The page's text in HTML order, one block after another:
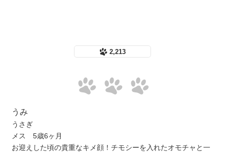
2,213
うみ
うさぎ
メス 5歳6ヶ月
お迎えした頃の貴重なキメ顔！チモシーを入れたオモチャと一